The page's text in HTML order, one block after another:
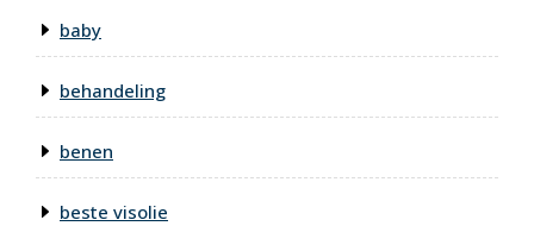
baby
behandeling
benen
beste visolie